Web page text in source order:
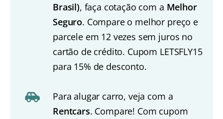
Brasil), faça cotação com a Melhor
Seguro. Compare o melhor preço e
parcele em 12 vezes sem juros no
cartão de crédito. Cupom LETSFLY15
para 15% de desconto.
Para alugar carro, veja com a
Rentcars. Compare! Com cupom